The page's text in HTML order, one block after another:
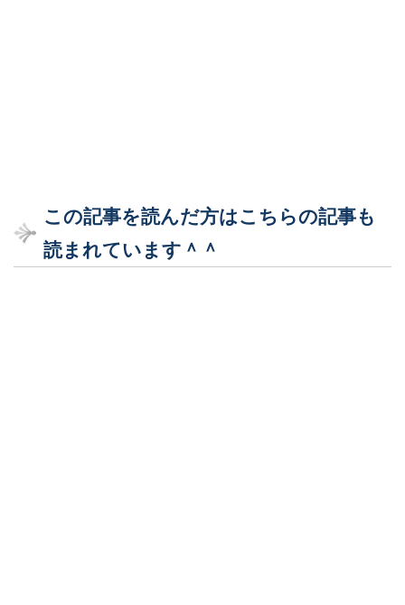
この記事を読んだ方はこちらの記事も
読まれています＾＾